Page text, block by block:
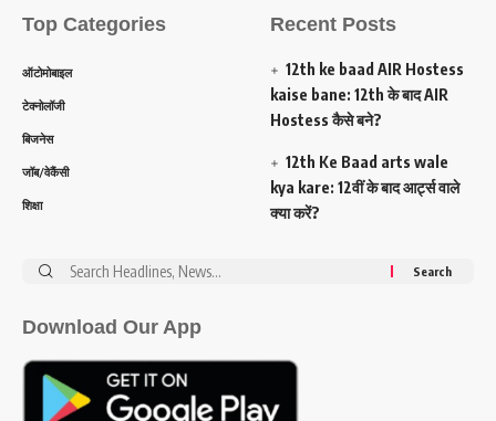
Top Categories
ऑटोमोबाइल
टेक्नोलॉजी
बिजनेस
जॉब/वेकैंसी
शिक्षा
Recent Posts
12th ke baad AIR Hostess
kaise bane: 12th के बाद AIR
Hostess कैसे बने?
12th Ke Baad arts wale
kya kare: 12वीं के बाद आर्ट्स वाले
क्या करें?
Search
Download Our App